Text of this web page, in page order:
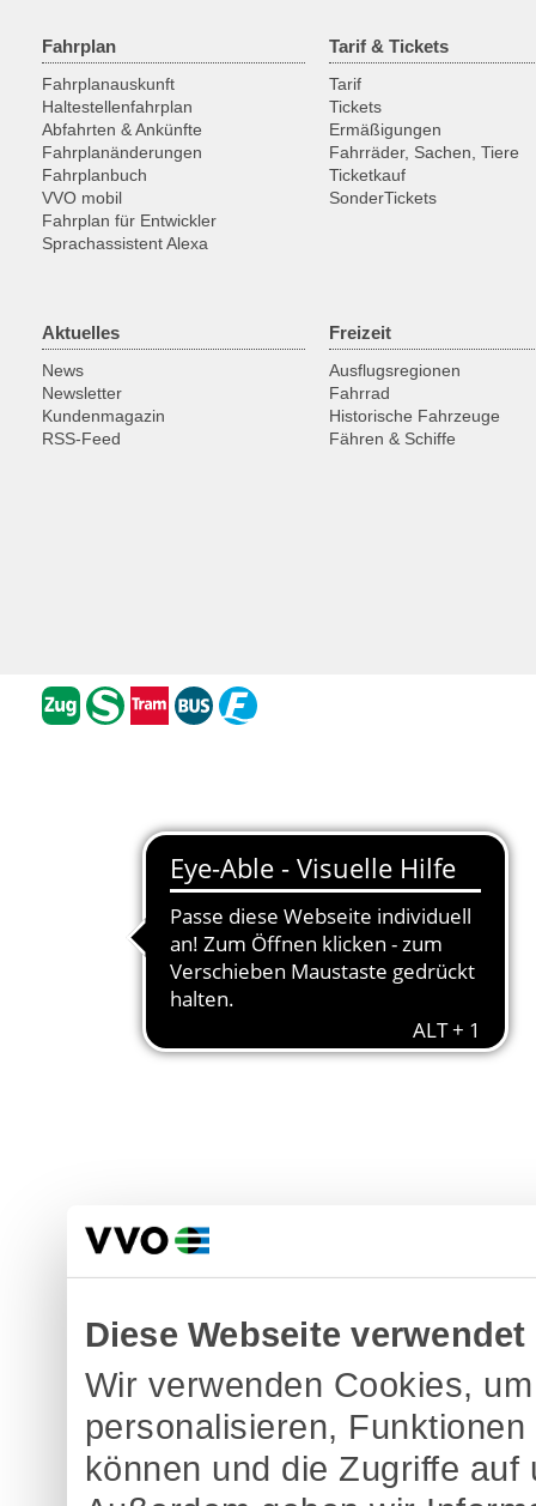
Diese Webseite
Wir verwenden Cookies,
personalisieren,
können und die Zugriffe
Fahrplan
Fahrplanauskunft
Haltestellenfahrplan
Abfahrten & Ankünfte
Fahrplanänderungen
Fahrplanbuch
VVO mobil
Fahrplan für Entwickler
Sprachassistent Alexa
Tarif & Tickets
Tarif
Tickets
Ermäßigungen
Fahrräder, Sachen, Tiere
Ticketkauf
SonderTickets
Aktuelles
News
Newsletter
Kundenmagazin
RSS-Feed
Freizeit
Ausflugsregionen
Fahrrad
Historische Fahrzeuge
Fähren & Schiffe